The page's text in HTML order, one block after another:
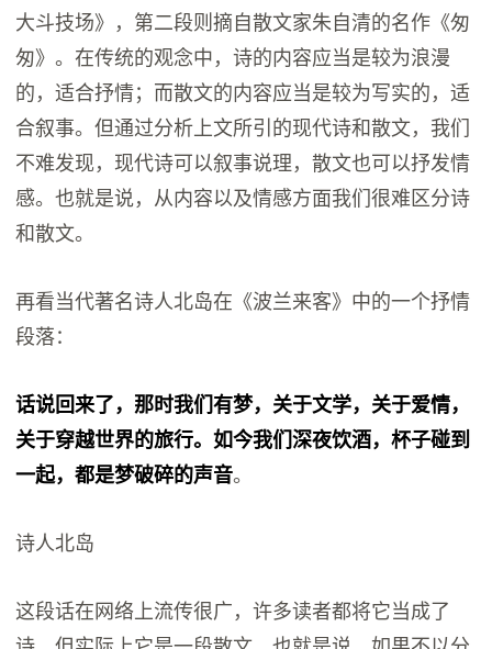
大斗技场》，第二段则摘自散文家朱自清的名作《匆
匆》。在传统的观念中，诗的内容应当是较为浪漫
的，适合抒情；而散文的内容应当是较为写实的，适
合叙事。但通过分析上文所引的现代诗和散文，我们
不难发现，现代诗可以叙事说理，散文也可以抒发情
感。也就是说，从内容以及情感方面我们很难区分诗
和散文。
再看当代著名诗人北岛在《波兰来客》中的一个抒情
段落：
话说回来了，那时我们有梦，关于文学，关于爱情，
关于穿越世界的旅行。如今我们深夜饮酒，杯子碰到
一起，都是梦破碎的声音。
诗人北岛
这段话在网络上流传很广，许多读者都将它当成了